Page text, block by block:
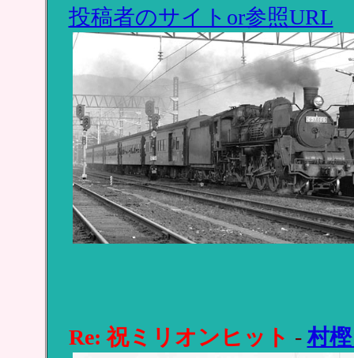
投稿者のサイトor参照URL
Re: 祝ミリオンヒット -村